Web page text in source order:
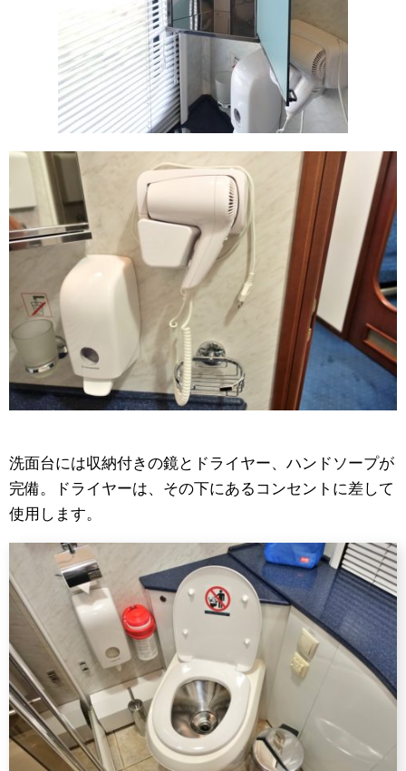
洗面台には収納付きの鏡とドライヤー、ハンドソープが
完備。ドライヤーは、その下にあるコンセントに差して
使用します。